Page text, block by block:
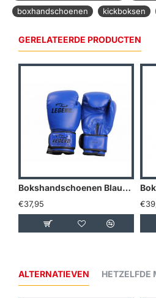
boxhandschoenen
kickboksen
GERELATEERDE PRODUCTEN
Bokshandschoenen Blauw powerfit Protect - Maat: 10oz
€37,95
ALTERNATIEVEN HETZELFDE